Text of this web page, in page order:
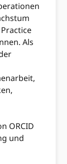
Als
ORCID
und